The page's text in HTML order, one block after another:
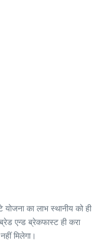
योजना का लाभ स्थानीय को ही
एन्ड ब्रेकफास्ट ही करा
मिलेगा।